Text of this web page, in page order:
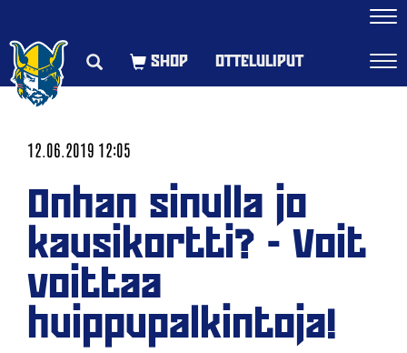
OTTELULIPUT
12.06.2019 12:05
Onhan sinulla jo
kausikortti? - Voit
voittaa
huippupalkintoja!